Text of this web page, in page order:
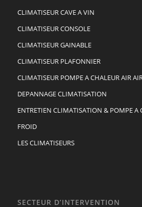
CLIMATISEUR CAVE A VIN
CLIMATISEUR CONSOLE
CLIMATISEUR GAINABLE
CLIMATISEUR PLAFONNIER
CLIMATISEUR POMPE A CHALEUR AIR
DEPANNAGE CLIMATISATION
ENTRETIEN CLIMATISATION & POMPE A
FROID
LES CLIMATISEURS
SECTEUR D’INTERVENTION